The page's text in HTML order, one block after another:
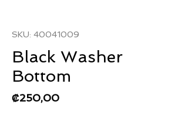
SKU: 40041009
Black Washer
Bottom
₡250,00Precio